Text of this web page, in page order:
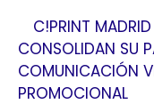
C!PRINT
CONSOLIDAN SU
COMUNICACIÓN
PROMOCIONAL